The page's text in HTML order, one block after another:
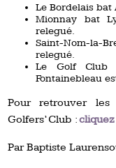
Le Bordelais bat
Mionnay bat
relegué.
Saint-Nom-la-
relegué.
Le Golf Club
Fontainebleau
Pour retrouver les
Golfers’ Club :
Par Baptiste